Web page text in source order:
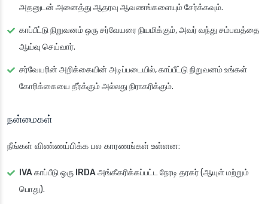
அதனுடன் அனைத்து ஆதரவு ஆவணங்களையும் சேர்க்கவும்.
காப்பீட்டு நிறுவனம் ஒரு சர்வேயரை நியமிக்கும், அவர் வந்து சம்பவத்தை
ஆய்வு செய்வார்.
சர்வேயரின் அறிக்கையின் அடிப்படையில், காப்பீட்டு நிறுவனம் உங்கள்
கோரிக்கையை தீர்க்கும் அல்லது நிராகரிக்கும்.
நன்மைகள்
நீங்கள் விண்ணப்பிக்க பல காரணங்கள் உள்ளன:
IVAகாப்பீடு ஒரு IRDAஅங்கீகரிக்கப்பட்ட நேரடி தரகர் (ஆயுள் மற்றும்
பொது).